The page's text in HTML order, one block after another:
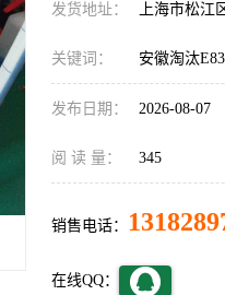
发货地址： 上海市松江
关键词： 安徽淘汰
发布日期： 2026-08-07
阅 读 量： 345
销售电话：
在线QQ：